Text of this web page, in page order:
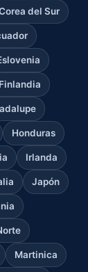
del Sur
Finlandia
Honduras
Irlanda
Japón
Martinica